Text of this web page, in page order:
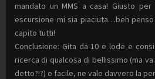
mandato un MMS a casa! Giusto
escursione mi sia piaciuta…beh
capito tutti!
Conclusione: Gita da 10 e lode e
ricerca di qualcosa di bellissimo (ma
detto?!?) e facile, ne vale davvero la